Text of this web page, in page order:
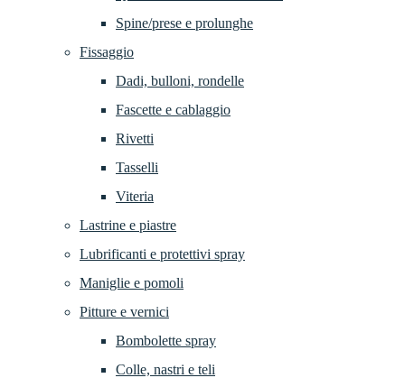
Spine/prese e prolunghe
Fissaggio
Dadi, bulloni, rondelle
Fascette e cablaggio
Rivetti
Tasselli
Viteria
Lastrine e piastre
Lubrificanti e protettivi spray
Maniglie e pomoli
Pitture e vernici
Bombolette spray
Colle, nastri e teli